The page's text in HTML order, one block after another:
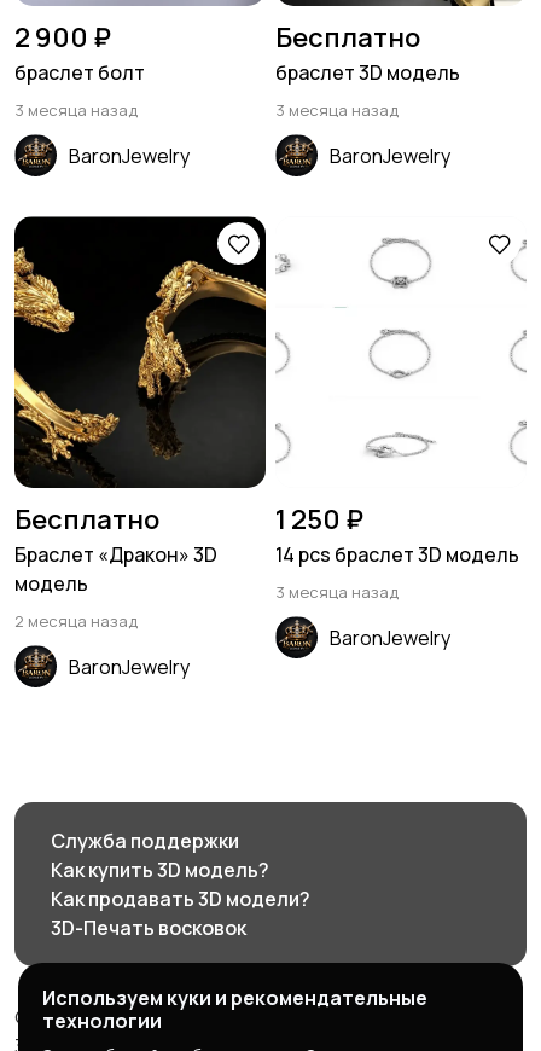
2 900 ₽
браслет болт
3 месяца назад
BaronJewelry
Бесплатно
браслет 3D модель
3 месяца назад
BaronJewelry
Бесплатно
Браслет «Дракон» 3D
модель
2 месяца назад
BaronJewelry
1 250 ₽
14 pcs браслет 3D модель
3 месяца назад
BaronJewelry
Служба поддержки
Как купить 3D модель?
Как продавать 3D модели?
3D-Печать восковок
© 2026 3d585.ru - Маркетплейс ювелирного дизайна
Используем куки и рекомендательные
технологии